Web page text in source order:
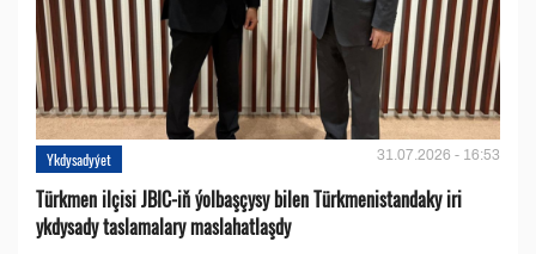
Ykdysadyýet 31.07.2026 - 16:53
Türkmen ilçisi JBIC-iň ýolbaşçysy bilen Türkmenistandaky iri
ykdysady taslamalary maslahatlaşdy